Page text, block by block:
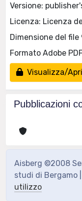
Versione:
Licenza: Licenza
Dimensione del file
Formato Adobe
Visualizza/Apri
Pubblicazioni
Aisberg ©2008
studi di Bergamo |
utilizzo